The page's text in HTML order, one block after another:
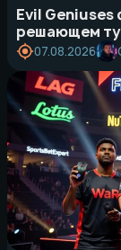
Evil Geniuses
решающем
07.08.2026